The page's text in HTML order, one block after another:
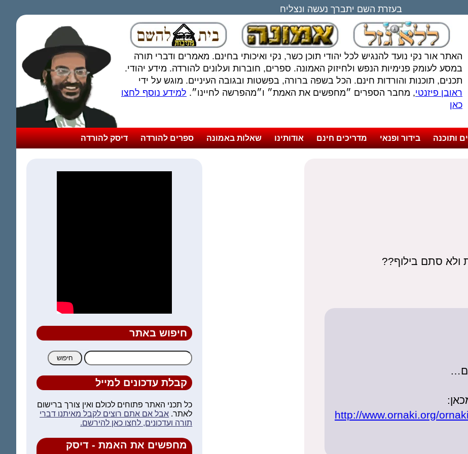
בעזרת השם יתברך נעשה ונצליח
האתר אור נקי נועד להנגיש לכל יהודי תוכן כשר, נקי ואיכותי בחינם. מאמרים ודברי תורה
במסע לעומק פנימיות הנפש ולחיזוק האמונה. ספרים, חוברות ועלונים להורדה. מידע יהודי.
תכנים, תוכנות והורדות חינם. הכל בשפה ברורה, בפשטות ובגובה העיניים. מוגש על ידי
ראובן פיזנטי, מחבר הספרים ״מחפשים את האמת״ ו״מהפרשה לחיינו״. למידע נוסף לחצו
כאן
ותוכנה בידור ופנאי מדריכים חינם אודותינו שאלות באמונה ספרים להורדה דיסק להורדה
ולא סתם בילוף??
http://www.ornaki.org/
חיפוש באתר
חיפוש:
קבלת עדכונים למייל
כל תכני האתר פתוחים לכולם ואין צורך ברישום
לאתר. אבל אם אתם רוצים לקבל מאיתנו דברי
תורה ועדכונים, לחצו כאן להירשם.
מחפשים את האמת - דיסק